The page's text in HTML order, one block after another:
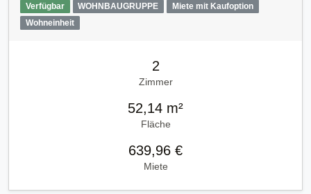
Verfügbar WOHNBAUGRUPPE
Miete mit Kaufoption
Wohneinheit
2
Zimmer
52,14 m²
Fläche
639,96 €
Miete